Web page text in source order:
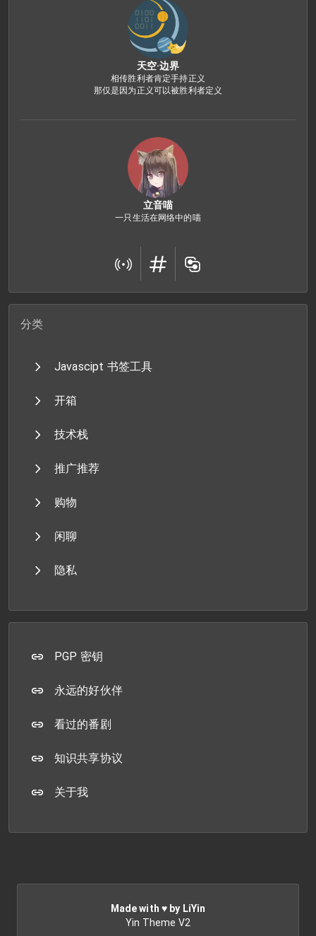
天空·边界
相传胜利者肯定手持正义
那仅是因为正义可以被胜利者定义
立音喵
一只生活在网络中的喵
分类
Javascipt 书签工具
开箱
技术栈
推广推荐
购物
闲聊
隐私
PGP 密钥
永远的好伙伴
看过的番剧
知识共享协议
关于我
Made with ♥ by LiYin
Yin Theme V2